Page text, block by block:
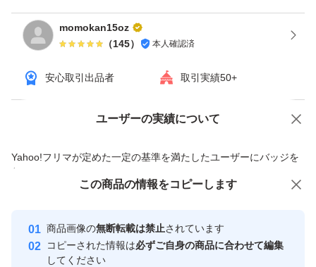
momokan15oz
（145） 本人確認済
安心取引出品者 取引実績50+
ユーザーの実績について
Yahoo!フリマが定めた一定の基準を満たしたユーザーにバッジを
付与しています
安心取引出品者
心・安全なユーザーです
取引実績
価格の相談 商品への質問
この商品の情報をコピーします
商品画像の無断転載は禁止されています
コピーされた情報は必ずご自身の商品に合わせて編集
してください
この商品をみている人にオススメ